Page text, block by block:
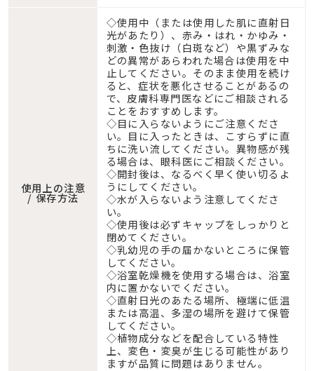
使用上の注意
/ 保存方法
◇使用中（または使用した肌に直射日
光があたり）、赤み・はれ・かゆみ・
刺激・色抜け（白斑など）や黒ずみな
どの異常があらわれた場合は使用を中
止してください。そのまま使用を続け
ると、症状を悪化させることがあるの
で、皮膚科専門医などにご相談される
ことをおすすめします。
◇目に入らないようにご注意くださ
い。目に入ったときは、こすらずに直
ちに洗い流してください。異物感が残
る場合は、眼科医にご相談ください。
◇開封後は、なるべく早く使い切るよ
うにしてください。
◇水が入らないよう注意してくださ
い。
◇使用後は必ずキャップをしっかりと
閉めてください。
◇乳幼児の手の届かないところに保管
してください。
◇浴室乾燥機を使用する場合は、浴室
内に置かないでください。
◇直射日光のあたる場所、極端に低温
または高温、多湿の場所を避けて保管
してください。
◇植物成分などを配合している特性
上、変色・変臭が生じる可能性があり
ますが品質に問題はありません。